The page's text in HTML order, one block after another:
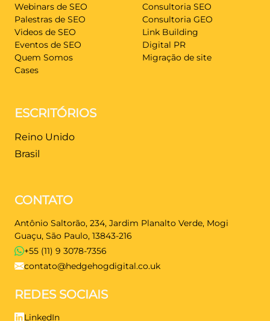
Webinars de SEO
Palestras de SEO
Videos de SEO
Eventos de SEO
Quem Somos
Cases
Consultoria SEO
Consultoria GEO
Link Building
Digital PR
Migração de site
ESCRITÓRIOS
Reino Unido
Brasil
CONTATO
Antônio Saltorão, 234, Jardim Planalto Verde, Mogi
Guaçu, São Paulo, 13843-216
+55 (11) 9 3078-7356
contato@hedgehogdigital.co.uk
REDES SOCIAIS
LinkedIn